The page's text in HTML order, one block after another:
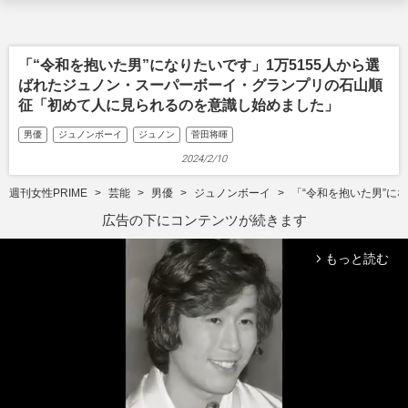
「“令和を抱いた男”になりたいです」1万5155人から選
ばれたジュノン・スーパーボーイ・グランプリの石山順
征「初めて人に見られるのを意識し始めました」
男優 ジュノンボーイ ジュノン 菅田将暉
2024/2/10
週刊女性PRIME 芸能 男優 ジュノンボーイ 「“令和を抱いた男”
広告の下にコンテンツが続きます
arrow_forward_ios もっと読む